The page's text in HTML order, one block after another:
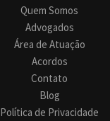
Quem Somos
Advogados
Área de Atuação
Acordos
Contato
Blog
Política de Privacidade